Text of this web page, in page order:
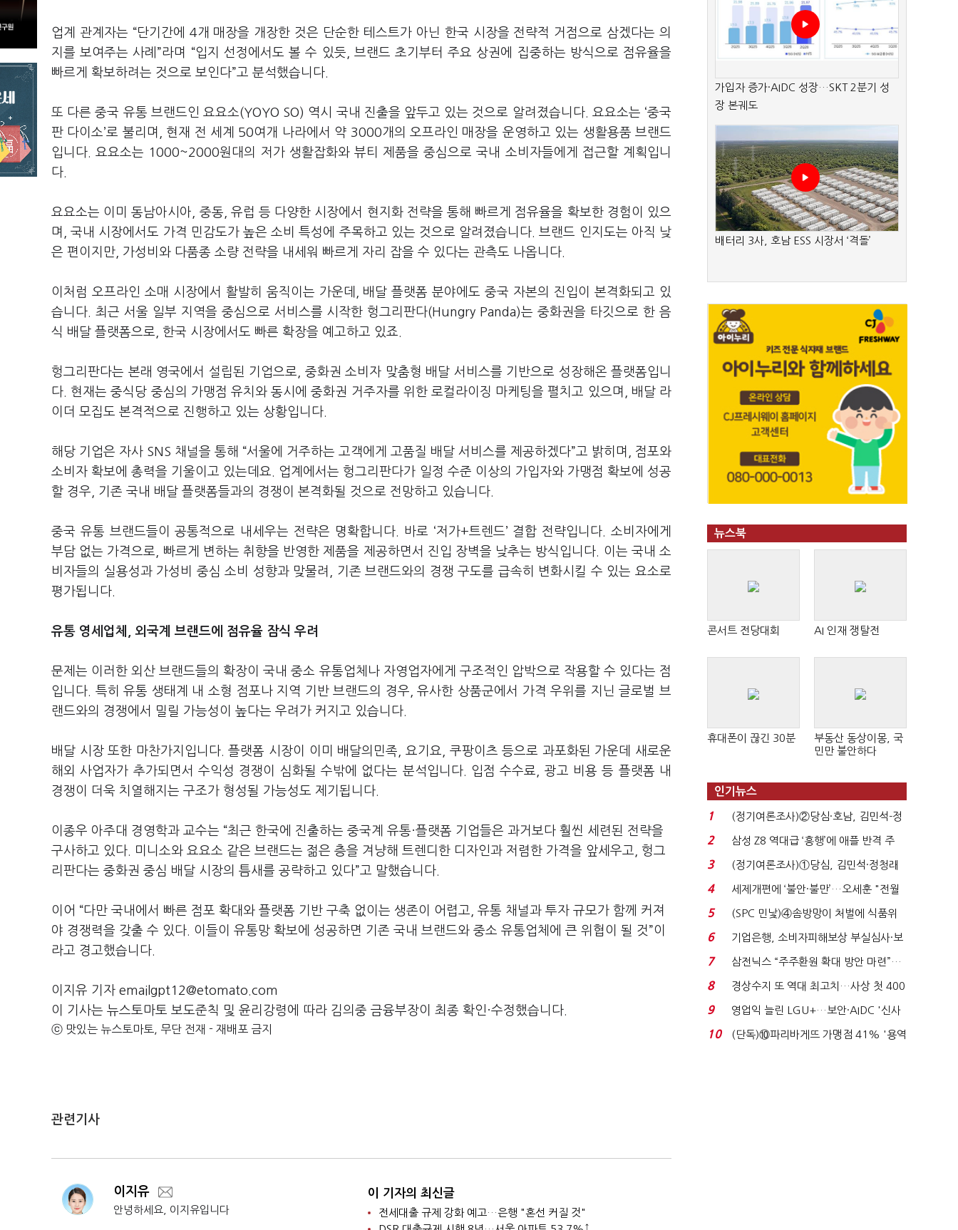
업계 관계자는 “단기간에 4개 매장을 개장한 것은 단순한 테스트가 아닌 한국 시장을 전략적 거점으로 삼겠다는 의
지를 보여주는 사례”라며 “입지 선정에서도 볼 수 있듯, 브랜드 초기부터 주요 상권에 집중하는 방식으로 점유율을
빠르게 확보하려는 것으로 보인다”고 분석했습니다.
또 다른 중국 유통 브랜드인 요요소(YOYO SO) 역시 국내 진출을 앞두고 있는 것으로 알려졌습니다. 요요소는 ‘중국
판 다이소’로 불리며, 현재 전 세계 50여개 나라에서 약 3000개의 오프라인 매장을 운영하고 있는 생활용품 브랜드
입니다. 요요소는 1000~2000원대의 저가 생활잡화와 뷰티 제품을 중심으로 국내 소비자들에게 접근할 계획입니
다.
요요소는 이미 동남아시아, 중동, 유럽 등 다양한 시장에서 현지화 전략을 통해 빠르게 점유율을 확보한 경험이 있으
며, 국내 시장에서도 가격 민감도가 높은 소비 특성에 주목하고 있는 것으로 알려졌습니다. 브랜드 인지도는 아직 낮
은 편이지만, 가성비와 다품종 소량 전략을 내세워 빠르게 자리 잡을 수 있다는 관측도 나옵니다.
이처럼 오프라인 소매 시장에서 활발히 움직이는 가운데, 배달 플랫폼 분야에도 중국 자본의 진입이 본격화되고 있
습니다. 최근 서울 일부 지역을 중심으로 서비스를 시작한 헝그리판다(Hungry Panda)는 중화권을 타깃으로 한 음
식 배달 플랫폼으로, 한국 시장에서도 빠른 확장을 예고하고 있죠.
헝그리판다는 본래 영국에서 설립된 기업으로, 중화권 소비자 맞춤형 배달 서비스를 기반으로 성장해온 플랫폼입니
다. 현재는 중식당 중심의 가맹점 유치와 동시에 중화권 거주자를 위한 로컬라이징 마케팅을 펼치고 있으며, 배달 라
이더 모집도 본격적으로 진행하고 있는 상황입니다.
해당 기업은 자사 SNS 채널을 통해 “서울에 거주하는 고객에게 고품질 배달 서비스를 제공하겠다”고 밝히며, 점포와
소비자 확보에 총력을 기울이고 있는데요. 업계에서는 헝그리판다가 일정 수준 이상의 가입자와 가맹점 확보에 성공
할 경우, 기존 국내 배달 플랫폼들과의 경쟁이 본격화될 것으로 전망하고 있습니다.
중국 유통 브랜드들이 공통적으로 내세우는 전략은 명확합니다. 바로 ‘저가+트렌드’ 결합 전략입니다. 소비자에게
부담 없는 가격으로, 빠르게 변하는 취향을 반영한 제품을 제공하면서 진입 장벽을 낮추는 방식입니다. 이는 국내 소
비자들의 실용성과 가성비 중심 소비 성향과 맞물려, 기존 브랜드와의 경쟁 구도를 급속히 변화시킬 수 있는 요소로
평가됩니다.
유통 영세업체, 외국계 브랜드에 점유율 잠식 우려
문제는 이러한 외산 브랜드들의 확장이 국내 중소 유통업체나 자영업자에게 구조적인 압박으로 작용할 수 있다는 점
입니다. 특히 유통 생태계 내 소형 점포나 지역 기반 브랜드의 경우, 유사한 상품군에서 가격 우위를 지닌 글로벌 브
랜드와의 경쟁에서 밀릴 가능성이 높다는 우려가 커지고 있습니다.
배달 시장 또한 마찬가지입니다. 플랫폼 시장이 이미 배달의민족, 요기요, 쿠팡이츠 등으로 과포화된 가운데 새로운
해외 사업자가 추가되면서 수익성 경쟁이 심화될 수밖에 없다는 분석입니다. 입점 수수료, 광고 비용 등 플랫폼 내
경쟁이 더욱 치열해지는 구조가 형성될 가능성도 제기됩니다.
이종우 아주대 경영학과 교수는 “최근 한국에 진출하는 중국계 유통·플랫폼 기업들은 과거보다 훨씬 세련된 전략을
구사하고 있다. 미니소와 요요소 같은 브랜드는 젊은 층을 겨냥해 트렌디한 디자인과 저렴한 가격을 앞세우고, 헝그
리판다는 중화권 중심 배달 시장의 틈새를 공략하고 있다”고 말했습니다.
이어 “다만 국내에서 빠른 점포 확대와 플랫폼 기반 구축 없이는 생존이 어렵고, 유통 채널과 투자 규모가 함께 커져
야 경쟁력을 갖출 수 있다. 이들이 유통망 확보에 성공하면 기존 국내 브랜드와 중소 유통업체에 큰 위협이 될 것”이
라고 경고했습니다.
이지유 기자 emailgpt12@etomato.com
이 기사는 뉴스토마토 보도준칙 및 윤리강령에 따라 김의중 금융부장이 최종 확인·수정했습니다.
ⓒ 맛있는 뉴스토마토, 무단 전재 - 재배포 금지
관련기사
이지유
안녕하세요, 이지유입니다
이 기자의 최신글
전세대출 규제 강화 예고…은행 "혼선 커질 것"
가입자 증가·AIDC 성장…SKT 2분기 성
장 본궤도
배터리 3사, 호남 ESS 시장서 ‘격돌’
뉴스북
콘서트 전당대회 AI 인재 쟁탈전
휴대폰이 끊긴 30분
부동산 동상이몽, 국
민만 불안하다
인기뉴스
1
(정기여론조사)②당심·호남, 김민석-정
청래 '초접전'...
2
삼성 Z8 역대급 ‘흥행’에 애플 반격 주
목…9월 ‘폴...
3
(정기여론조사)①당심, 김민석·정청래
'초접전'…대통령 ...
4
세제개편에 ‘불안·불만’…오세훈 "전월
세 구하기 더 ...
5
(SPC 민낯)④솜방망이 처벌에 식품위
생법 위반 반복...
6
기업은행, 소비자피해보상 부실심사·보
이스피싱 공시 ...
7
삼전닉스 “주주환원 확대 방안 마련”…
로이터에 성명...
8
경상수지 또 역대 최고치…사상 첫 400
억달러에 '3% 성...
9
영업익 늘린 LGU+…보안·AIDC '신사
업 드라이브'...
10
(단독)⑩파리바게뜨 가맹점 41% '용역